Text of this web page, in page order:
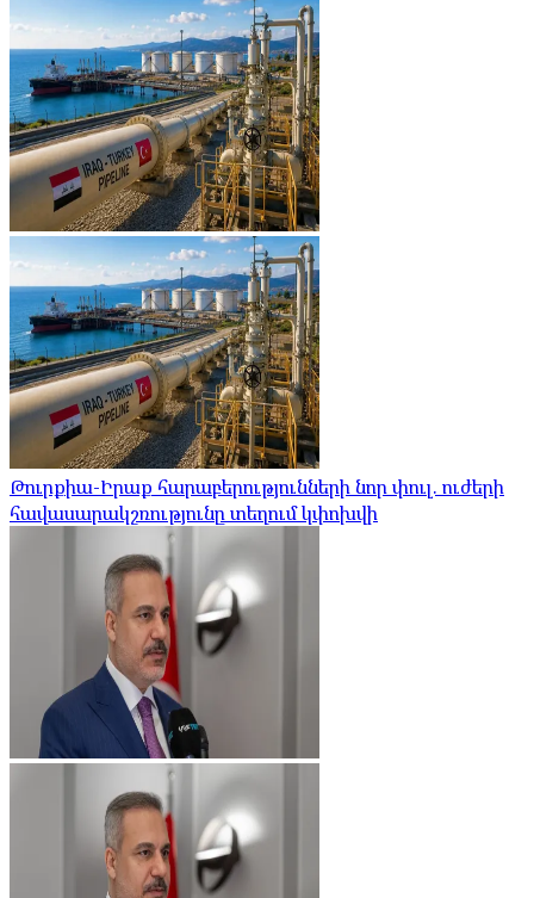
Թուրքիա-Իրաք հարաբերությունների նոր փուլ. ուժերի
հավասարակշռությունը տեղում կփոխվի